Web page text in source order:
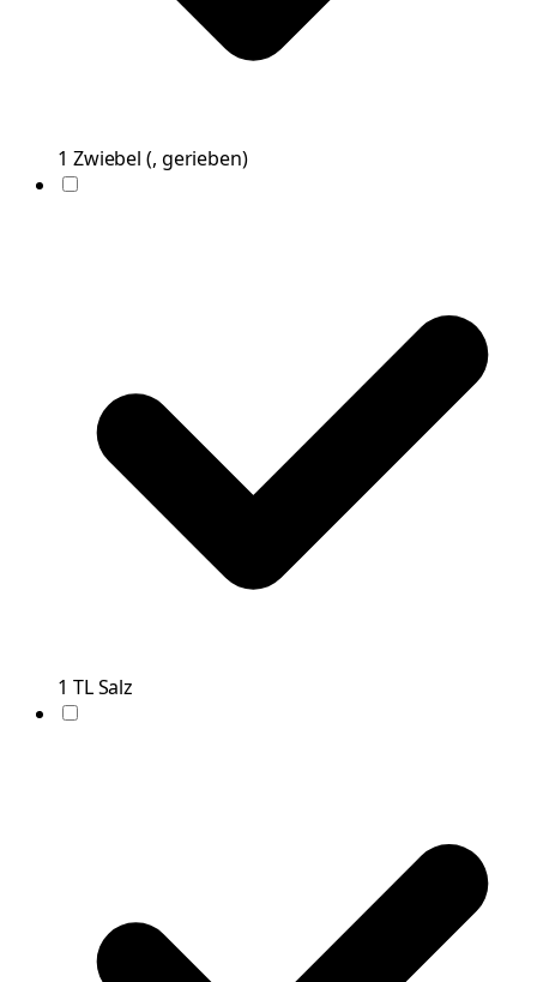
1 Zwiebel (, gerieben)
1 TLSalz